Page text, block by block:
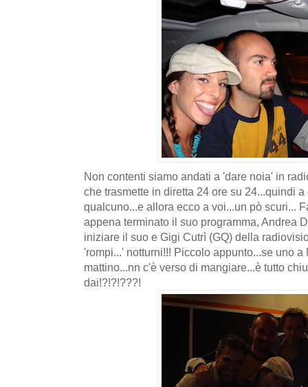
Non contenti siamo andati a 'dare noia' in
che trasmette in diretta 24 ore su 24...quindi
qualcuno...e allora ecco a voi...un pò scuri...
appena terminato il suo programma, Andrea
iniziare il suo e Gigi Cutrì (GQ) della
'rompi...' notturni!!! Piccolo appunto...se uno
mattino...nn c'è verso di mangiare...è tutto
dai!?!?!???!